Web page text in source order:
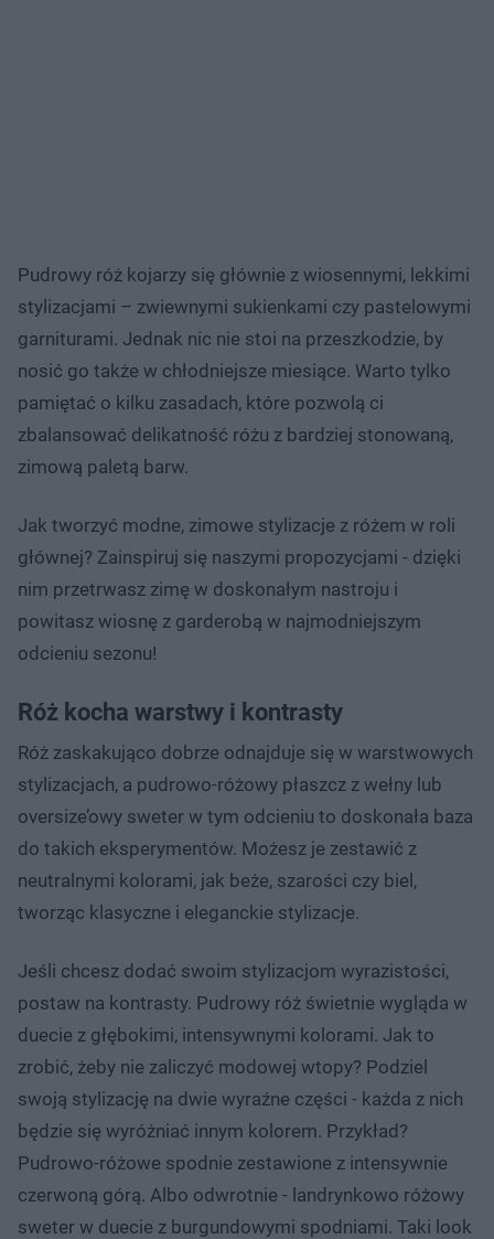
Pudrowy róż kojarzy się głównie z wiosennymi, lekkimi
stylizacjami – zwiewnymi sukienkami czy pastelowymi
garniturami. Jednak nic nie stoi na przeszkodzie, by
nosić go także w chłodniejsze miesiące. Warto tylko
pamiętać o kilku zasadach, które pozwolą ci
zbalansować delikatność różu z bardziej stonowaną,
zimową paletą barw.
Jak tworzyć modne, zimowe stylizacje z różem w roli
głównej? Zainspiruj się naszymi propozycjami - dzięki
nim przetrwasz zimę w doskonałym nastroju i
powitasz wiosnę z garderobą w najmodniejszym
odcieniu sezonu!
Róż kocha warstwy i kontrasty
Róż zaskakująco dobrze odnajduje się w warstwowych
stylizacjach, a pudrowo-różowy płaszcz z wełny lub
oversize’owy sweter w tym odcieniu to doskonała baza
do takich eksperymentów. Możesz je zestawić z
neutralnymi kolorami, jak beże, szarości czy biel,
tworząc klasyczne i eleganckie stylizacje.
Jeśli chcesz dodać swoim stylizacjom wyrazistości,
postaw na kontrasty. Pudrowy róż świetnie wygląda w
duecie z głębokimi, intensywnymi kolorami. Jak to
zrobić, żeby nie zaliczyć modowej wtopy? Podziel
swoją stylizację na dwie wyraźne części - każda z nich
będzie się wyróżniać innym kolorem. Przykład?
Pudrowo-różowe spodnie zestawione z intensywnie
czerwoną górą. Albo odwrotnie - landrynkowo różowy
sweter w duecie z burgundowymi spodniami. Taki look